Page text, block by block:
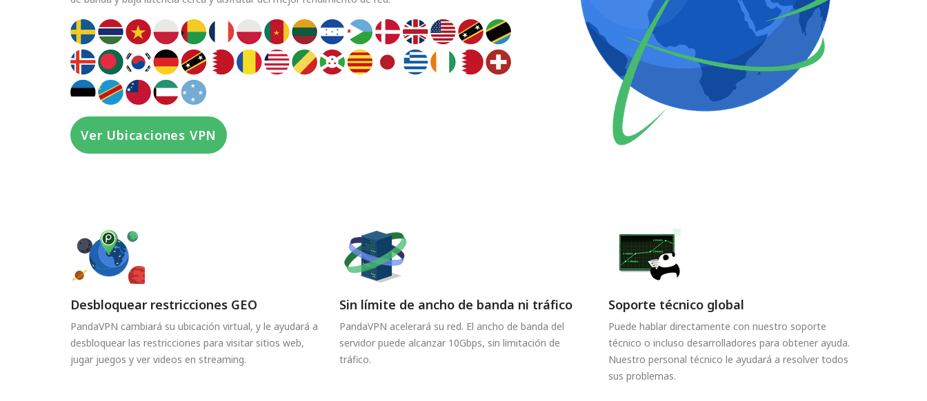
Ver Ubicaciones VPN
Desbloquear restricciones GEO
PandaVPN cambiará su ubicación virtual, y le ayudará a
desbloquear las restricciones para visitar sitios web,
jugar juegos y ver videos en streaming.
Sin límite de ancho de banda ni tráfico
PandaVPN acelerará su red. El ancho de banda del
servidor puede alcanzar 10Gbps, sin limitación de
tráfico.
Soporte técnico global
Puede hablar directamente con nuestro soporte
técnico o incluso desarrolladores para obtener ayuda.
Nuestro personal técnico le ayudará a resolver todos
sus problemas.